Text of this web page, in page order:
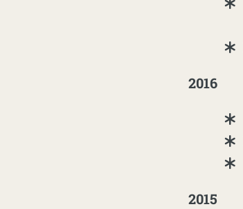
2016
2015